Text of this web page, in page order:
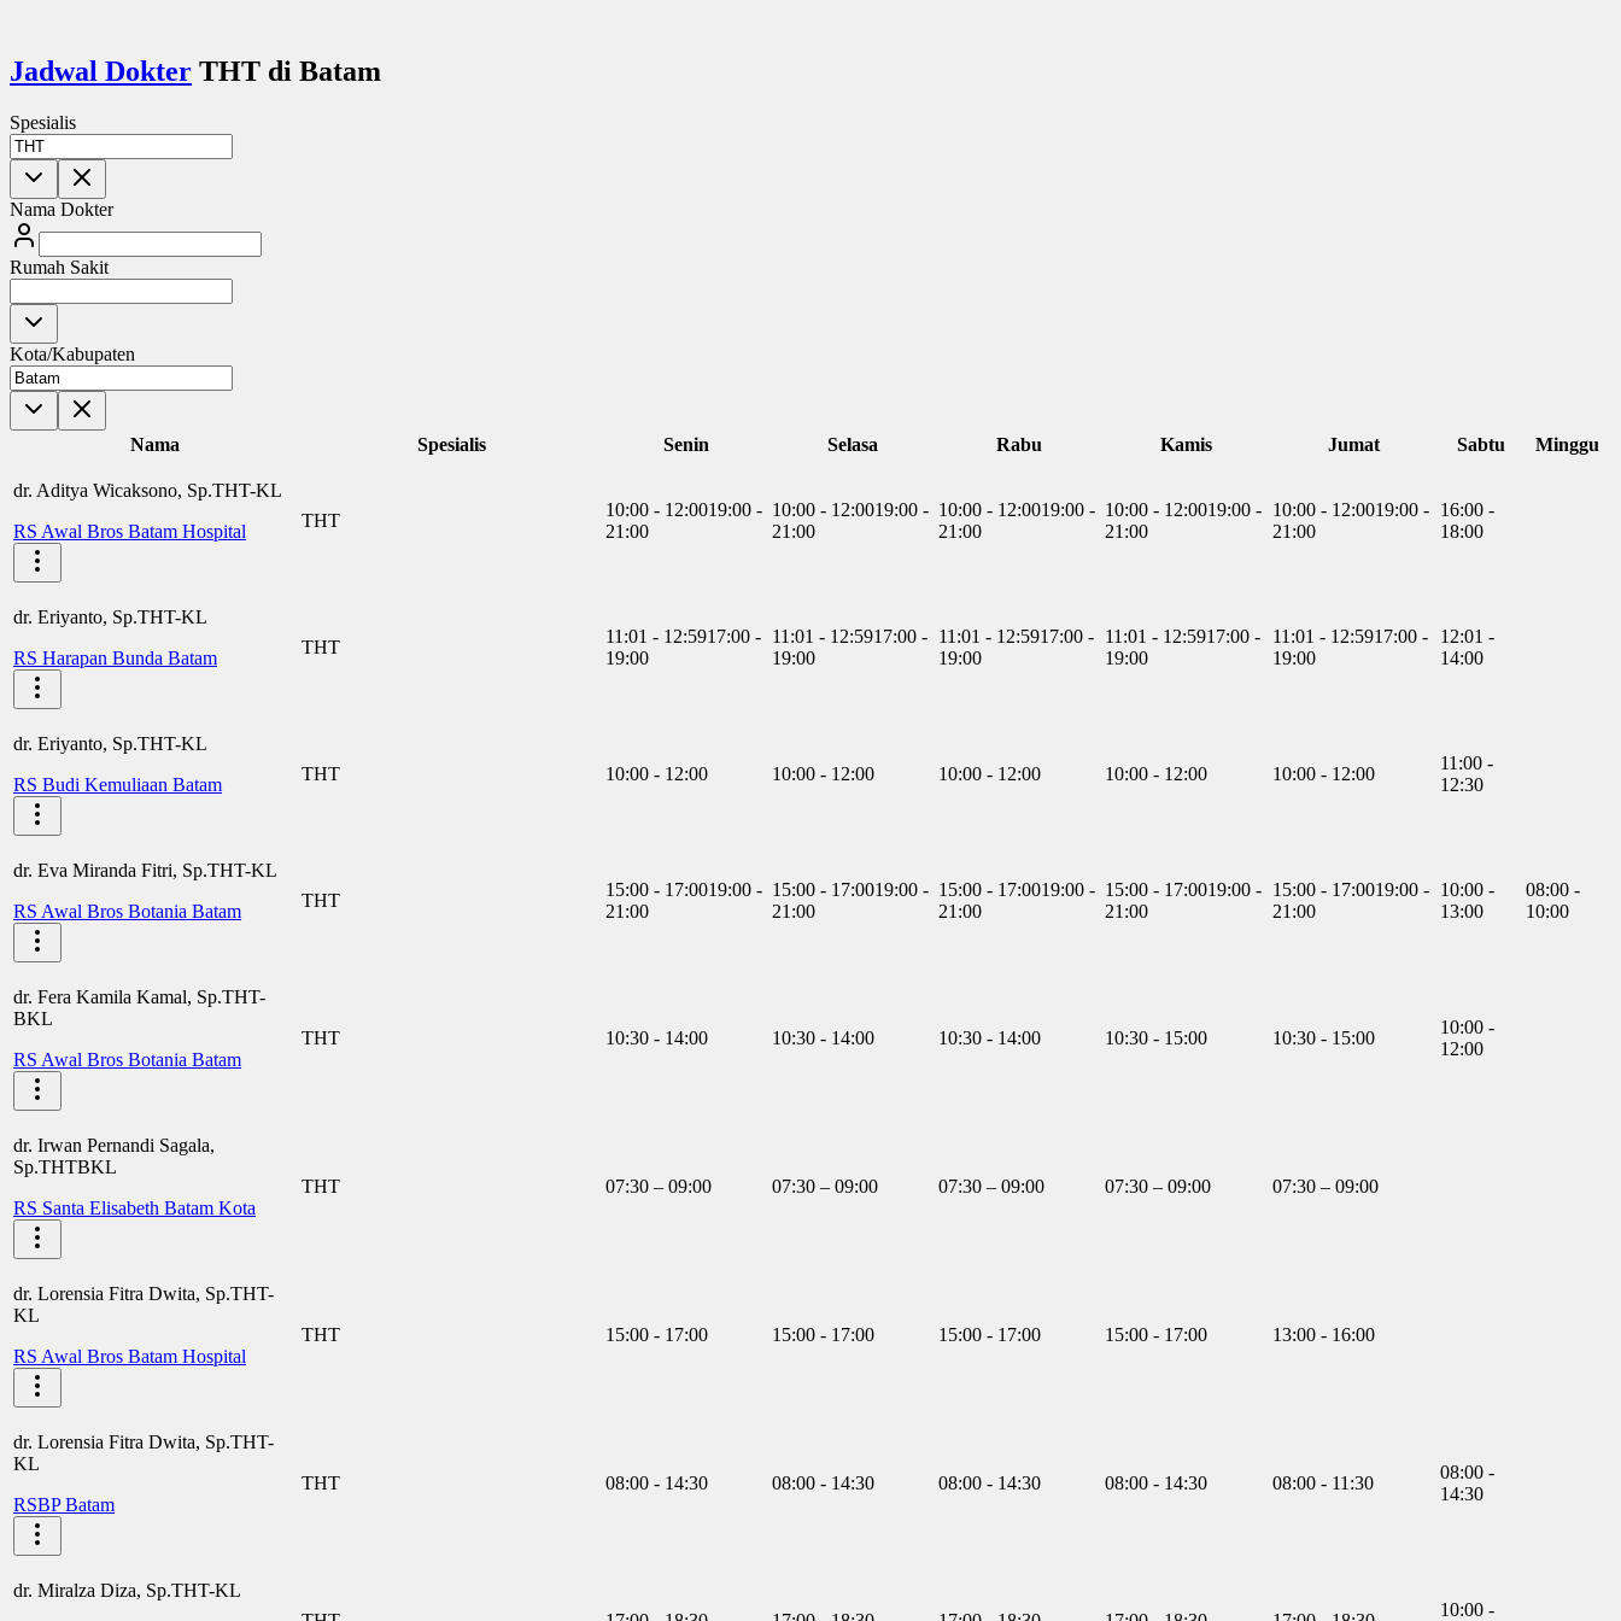
Jadwal Dokter THT di Batam
Spesialis
Nama Dokter
Rumah Sakit
Kota/Kabupaten
Nama Spesialis Senin Selasa Rabu Kamis Jumat Sabtu Minggu
dr. Aditya Wicaksono, Sp.THT-KL
RS Awal Bros Batam Hospital
THT
10:00 - 12:0019:00 -
21:00
10:00 - 12:0019:00 -
21:00
10:00 - 12:0019:00 -
21:00
10:00 - 12:0019:00 -
21:00
10:00 - 12:0019:00 -
21:00
16:00 -
18:00
dr. Eriyanto, Sp.THT-KL
RS Harapan Bunda Batam
THT
11:01 - 12:5917:00 -
19:00
11:01 - 12:5917:00 -
19:00
11:01 - 12:5917:00 -
19:00
11:01 - 12:5917:00 -
19:00
11:01 - 12:5917:00 -
19:00
12:01 -
14:00
dr. Eriyanto, Sp.THT-KL
RS Budi Kemuliaan Batam
THT 10:00 - 12:00 10:00 - 12:00 10:00 - 12:00 10:00 - 12:00 10:00 - 12:00
11:00 -
12:30
dr. Eva Miranda Fitri, Sp.THT-KL
RS Awal Bros Botania Batam
THT
15:00 - 17:0019:00 -
21:00
15:00 - 17:0019:00 -
21:00
15:00 - 17:0019:00 -
21:00
15:00 - 17:0019:00 -
21:00
15:00 - 17:0019:00 -
21:00
10:00 -
13:00
08:00 -
10:00
dr. Fera Kamila Kamal, Sp.THT-
BKL
RS Awal Bros Botania Batam
THT 10:30 - 14:00 10:30 - 14:00 10:30 - 14:00 10:30 - 15:00 10:30 - 15:00
10:00 -
12:00
dr. Irwan Pernandi Sagala,
Sp.THTBKL
RS Santa Elisabeth Batam Kota
THT 07:30 – 09:00 07:30 – 09:00 07:30 – 09:00 07:30 – 09:00 07:30 – 09:00
dr. Lorensia Fitra Dwita, Sp.THT-
KL
RS Awal Bros Batam Hospital
THT 15:00 - 17:00 15:00 - 17:00 15:00 - 17:00 15:00 - 17:00 13:00 - 16:00
dr. Lorensia Fitra Dwita, Sp.THT-
KL
RSBP Batam
THT 08:00 - 14:30 08:00 - 14:30 08:00 - 14:30 08:00 - 14:30 08:00 - 11:30
08:00 -
14:30
dr. Miralza Diza, Sp.THT-KL
10:00 -